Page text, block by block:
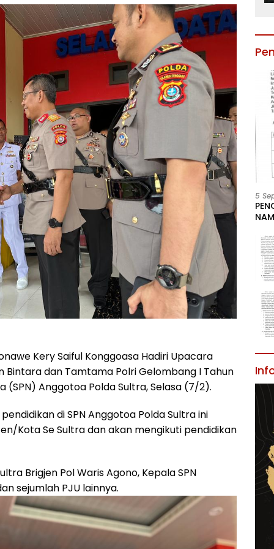
Kery Saiful Konggoasa Hadiri Upacara
dan Tamtama Polri Gelombang I Tahun
(SPN) Anggotoa Polda Sultra, Selasa (7/2).
di SPN Anggotoa Polda Sultra ini
Kota Se Sultra dan akan mengikuti pendidikan
Brigjen Pol Waris Agono, Kepala SPN
sejumlah PJU lainnya.
5